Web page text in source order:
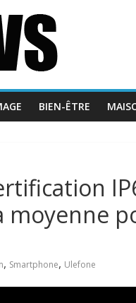
BIEN-ÊTRE
moyenne
, Smartphone, Ulefone